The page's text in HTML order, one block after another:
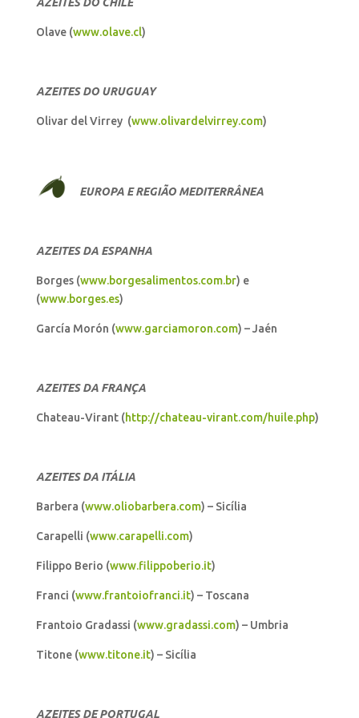
Olave (www.olave.cl)
AZEITES DO URUGUAY
Olivar del Virrey (www.olivardelvirrey.com)
EUROPA E REGIÃO MEDITERRÂNEA
AZEITES DA ESPANHA
Borges (www.borgesalimentos.com.br) e
(www.borges.es)
García Morón (www.garciamoron.com) – Jaén
AZEITES DA FRANÇA
Chateau-Virant (http://chateau-virant.com/huile.php)
AZEITES DA ITÁLIA
Barbera (www.oliobarbera.com) – Sicília
Carapelli (www.carapelli.com)
Filippo Berio (www.filippoberio.it)
Franci (www.frantoiofranci.it) – Toscana
Frantoio Gradassi (www.gradassi.com) – Umbria
Titone (www.titone.it) – Sicília
AZEITES DE PORTUGAL